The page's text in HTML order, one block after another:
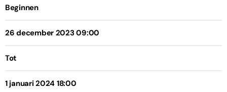
Beginnen
26 december 2023 09:00
Tot
1 januari 2024 18:00